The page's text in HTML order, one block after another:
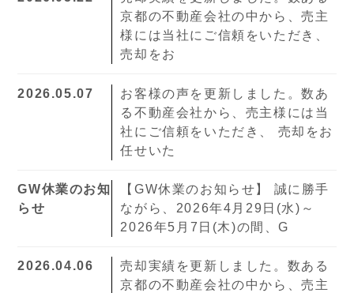
京都の不動産会社の中から、売主
様には当社にご信頼をいただき、
売却をお
2026.05.07
お客様の声を更新しました。数あ
る不動産会社から、売主様には当
社にご信頼をいただき、 売却をお
任せいた
GW休業のお知
らせ
【GW休業のお知らせ】 誠に勝手
ながら、2026年4月29日(水)～
2026年5月7日(木)の間、G
2026.04.06
売却実績を更新しました。数ある
京都の不動産会社の中から、売主